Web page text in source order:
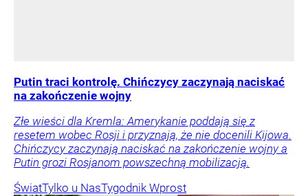
Putin traci kontrolę. Chińczycy zaczynają naciskać
na zakończenie wojny
Złe wieści dla Kremla: Amerykanie poddają się z
resetem wobec Rosji i przyznają, że nie docenili Kijowa.
Chińczycy zaczynają naciskać na zakończenie wojny a
Putin grozi Rosjanom powszechną mobilizacją.
ŚwiatTylko u NasTygodnik Wprost